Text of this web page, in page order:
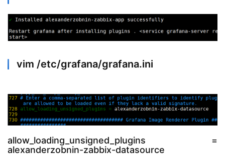
vim /etc/grafana/grafana.ini
allow_loading_unsigned_plugins =
alexanderzobnin-zabbix-datasource